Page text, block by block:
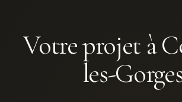
Votre projet à
les-